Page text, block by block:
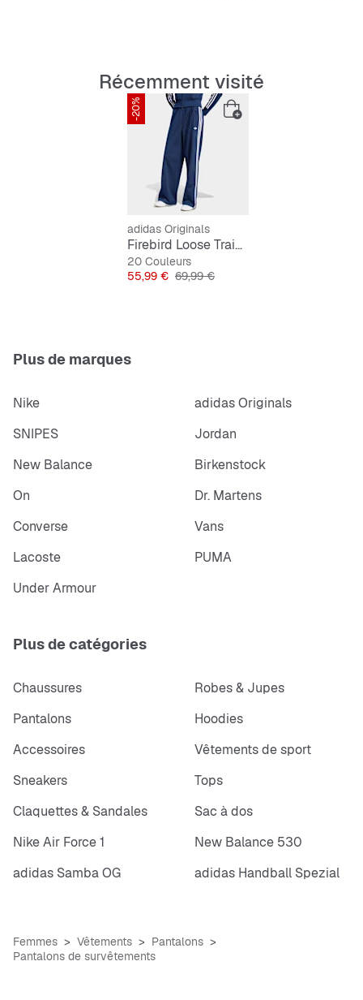
Récemment visité
-20%
adidas Originals
Firebird Loose Trainingshose
20 Couleurs
Prix
55,99 € Prix original
69,99 €
Plus de marques
Nike
adidas Originals
SNIPES
Jordan
New Balance
Birkenstock
On
Dr. Martens
Converse
Vans
Lacoste
PUMA
Under Armour
Plus de catégories
Chaussures
Robes & Jupes
Pantalons
Hoodies
Accessoires
Vêtements de sport
Sneakers
Tops
Claquettes & Sandales
Sac à dos
Nike Air Force 1
New Balance 530
adidas Samba OG
adidas Handball Spezial
Femmes Vêtements
Pantalons
Pantalons de survêtements